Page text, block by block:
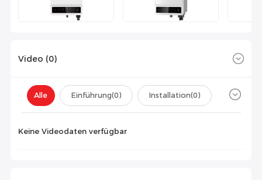
Video (0)
Alle Einführung(0) Installation(0)
Keine Videodaten verfügbar